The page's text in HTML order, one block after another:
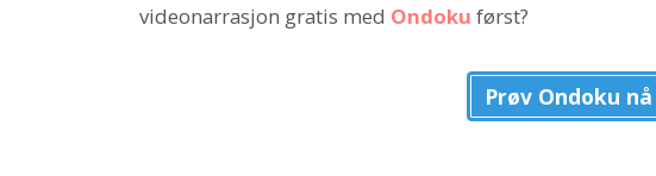
videonarrasjon gratis med Ondoku først?
Prøv Ondoku nå